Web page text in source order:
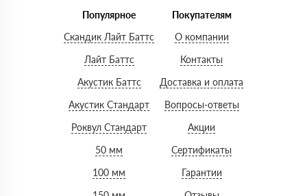
Популярное
Скандик Лайт Баттс
Лайт Баттс
Акустик Баттс
Акустик Стандарт
Роквул Стандарт
50 мм
100 мм
Покупателям
О компании
Контакты
Доставка и оплата
Вопросы-ответы
Акции
Сертификаты
Гарантии